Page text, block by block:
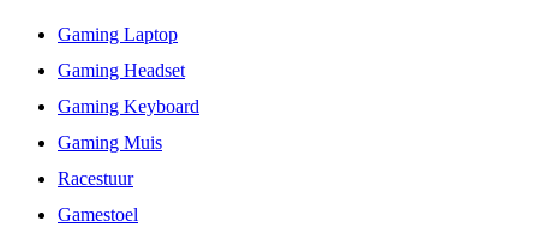
Gaming Laptop
Gaming Headset
Gaming Keyboard
Gaming Muis
Racestuur
Gamestoel